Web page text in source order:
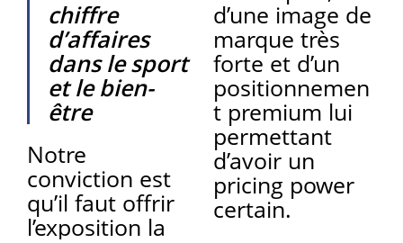
chiffre
d’affaires
dans le sport
et le bien-
être
Notre
conviction est
qu’il faut offrir
l’exposition la
d’une image de
marque très
forte et d’un
positionnemen
t premium lui
permettant
d’avoir un
pricing power
certain.